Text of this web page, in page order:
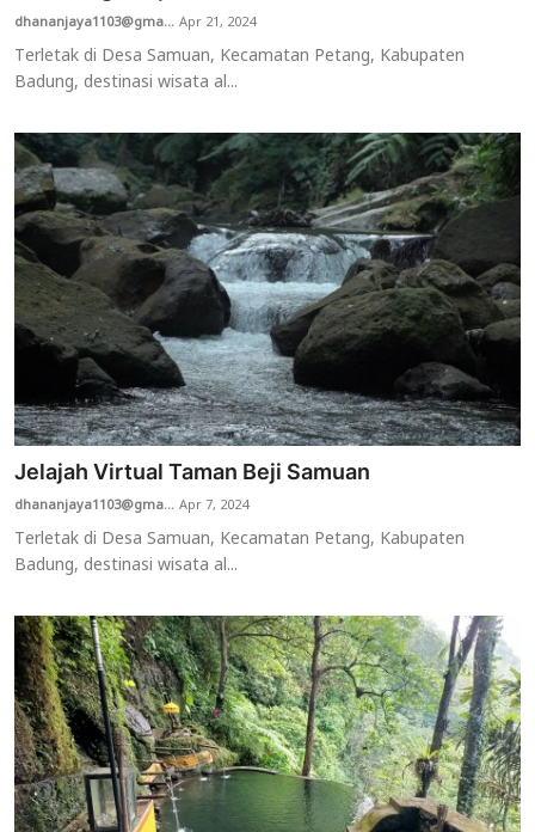
dhananjaya1103@gma...Apr 21, 2024
Terletak di Desa Samuan, Kecamatan Petang, Kabupaten
Badung, destinasi wisata al...
Jelajah Virtual Taman Beji Samuan
dhananjaya1103@gma...Apr 7, 2024
Terletak di Desa Samuan, Kecamatan Petang, Kabupaten
Badung, destinasi wisata al...